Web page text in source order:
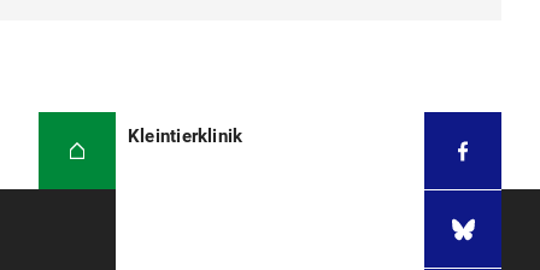
Kleintierklinik